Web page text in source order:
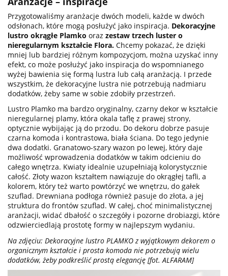
Przygotowaliśmy aranżacje dwóch modeli, każde w dwóch
odsłonach, które mogą posłużyć jako inspiracja. Dekoracyjne
lustro okrągłe Plamko oraz zestaw trzech luster o
nieregularnym kształcie Flora. Chcemy pokazać, że dzięki
mniej lub bardziej różnym kompozycjom, można uzyskać inny
efekt, co może posłużyć jako inspiracja do wspomnianego
wyżej bawienia się formą lustra lub całą aranżacją. I przede
wszystkim, że dekoracyjne lustra nie potrzebują nadmiaru
dodatków, żeby same w sobie zdobiły przestrzeń.
Lustro Plamko ma bardzo oryginalny, czarny dekor w kształcie
nieregularnej plamy, która okala taflę z prawej strony,
optycznie wybijając ją do przodu. Do dekoru dobrze pasuje
czarna komoda i kontrastowa, biała ściana. Do tego jedynie
dwa dodatki. Granatowo-szary wazon po lewej, który daje
możliwość wprowadzenia dodatków w takim odcieniu do
całego wnętrza. Kwiaty idealnie uzupełniają kolorystycznie
całość. Złoty wazon kształtem nawiązuje do okrągłej tafli, a
kolorem, który też warto powtórzyć we wnętrzu, do gałek
szuflad. Drewniana podłoga również pasuje do złota, a jej
struktura do frontów szuflad. W całej, choć minimalistycznej
aranżacji, widać dbałość o szczegóły i pozorne drobiazgi, które
odzwierciedlają prostotę formy w najlepszym wydaniu.
Na zdjęciu: Dekoracyjne lustro PLAMKO z wyjątkowym dekorem o
organicznym kształcie i prosta komoda nie potrzebują wielu
dodatków, żeby podkreślić prostą elegancję [fot. ALFARAM]